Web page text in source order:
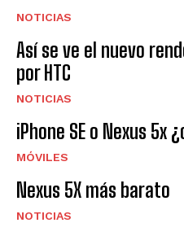
NOTICIAS
Así se ve el nuevo
por HTC
NOTICIAS
iPhone SE o Nexus 5x
MÓVILES
Nexus 5X más barato
NOTICIAS